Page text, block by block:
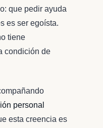
que pedir ayuda
es ser egoísta.
tiene
condición de
personal
esta creencia es